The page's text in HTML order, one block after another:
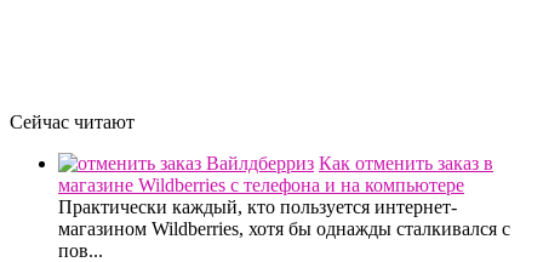
Сейчас читают
Как отменить заказ в
магазине Wildberries с телефона и на компьютере
Практически каждый, кто пользуется интернет-
магазином Wildberries, хотя бы однажды сталкивался с
пов...